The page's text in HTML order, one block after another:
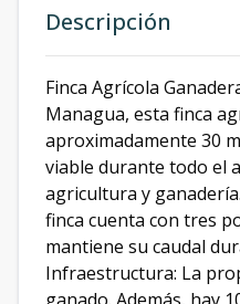
Descripción
Finca Agrícola
Managua, esta finca
aproximadamente 30
viable durante todo el
agricultura y
finca cuenta con tres
mantiene su caudal
Infraestructura: La